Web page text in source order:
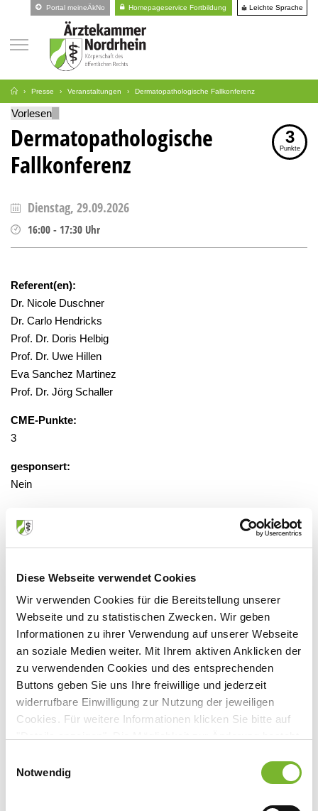
Diese Webseite verwendet Cookies
Wir verwenden Cookies für die Bereitstellung unserer
Webseite und zu statistischen Zwecken. Wir geben
Informationen zu ihrer Verwendung auf unserer Webseite
an soziale Medien weiter. Mit Ihrem aktiven Anklicken der
zu verwendenden Cookies und des entsprechenden
Buttons geben Sie uns Ihre freiwillige und jederzeit
widerrufbare Einwilligung zur Nutzung der jeweiligen
Cookies. Für weitere Informationen klicken Sie bitte auf
Datenschutzerklärung
Notwendig
Portal meineÄkNo Homepageservice Fortbildung Leichte Sprache
Presse Veranstaltungen Dermatopathologische Fallkonferenz
Vorlesen
Dermatopathologische
Fallkonferenz
3
Punkte
Dienstag, 29.09.2026
16:00 - 17:30 Uhr
Referent(en):
Dr. Nicole Duschner
Dr. Carlo Hendricks
Prof. Dr. Doris Helbig
Prof. Dr. Uwe Hillen
Eva Sanchez Martinez
Prof. Dr. Jörg Schaller
CME-Punkte:
3
gesponsert:
Nein
gebührenfrei, Anmeldung erforderlich
unter sekretariat@dermatohistologie.de
Veranstaltungsort:
MVZ Dermatopathologie Duisburg Essen
GmbH
Teilungsweg 29, 45329 Essen
Anbieter:
MVZ Dermathopathologie Duisburg Essen GmbH
Ansprechpartner: